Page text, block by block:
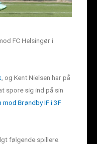
FC Helsingør i
, og Kent Nielsen har på
spore sig ind på sin
Brøndby IF i 3F
følgende spillere.